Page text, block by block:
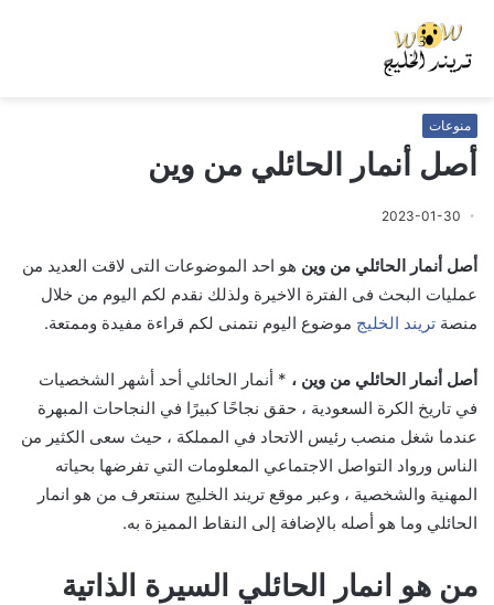
منوعات
أصل أنمار الحائلي من وين
2023-01-30
أصل أنمار الحائلي من وين هو احد الموضوعات التى لاقت العديد من
عمليات البحث فى الفترة الاخيرة ولذلك نقدم لكم اليوم من خلال
منصة تريند الخليج موضوع اليوم نتمنى لكم قراءة مفيدة وممتعة.
أصل أنمار الحائلي من وين ، * أنمار الحائلي أحد أشهر الشخصيات
في تاريخ الكرة السعودية ، حقق نجاحًا كبيرًا في النجاحات المبهرة
عندما شغل منصب رئيس الاتحاد في المملكة ، حيث سعى الكثير من
الناس ورواد التواصل الاجتماعي المعلومات التي تفرضها بحياته
المهنية والشخصية ، وعبر موقع تريند الخليج سنتعرف من هو انمار
الحائلي وما هو أصله بالإضافة إلى النقاط المميزة به.
من هو انمار الحائلي السيرة الذاتية